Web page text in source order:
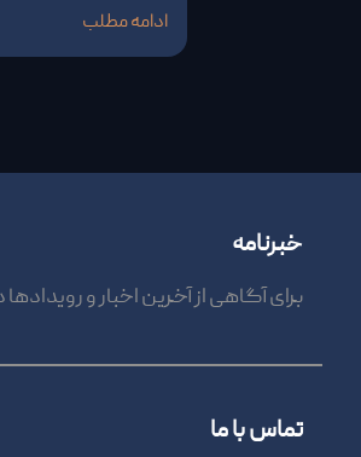
ادامه مطلب
خبرنامه
برای آگاهی از آخرین اخبار و
تماس با ما